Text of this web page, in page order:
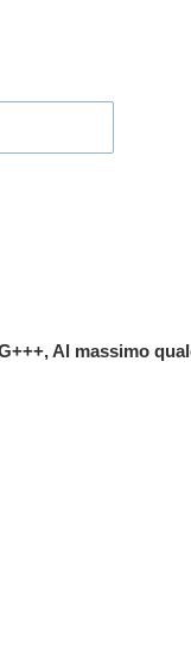
Al massimo